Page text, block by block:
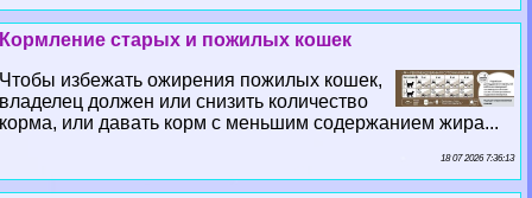
Кормление старых и пожилых кошек
Чтобы избежать ожирения пожилых кошек,
владелец должен или снизить количество
корма, или давать корм с меньшим содержанием жира...
18 07 2026 7:36:13